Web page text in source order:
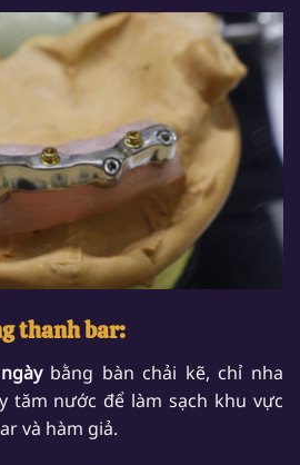
thanh bar:
bằng bàn chải kẽ, chỉ nha
tăm nước để làm sạch khu vực
và hàm giả.